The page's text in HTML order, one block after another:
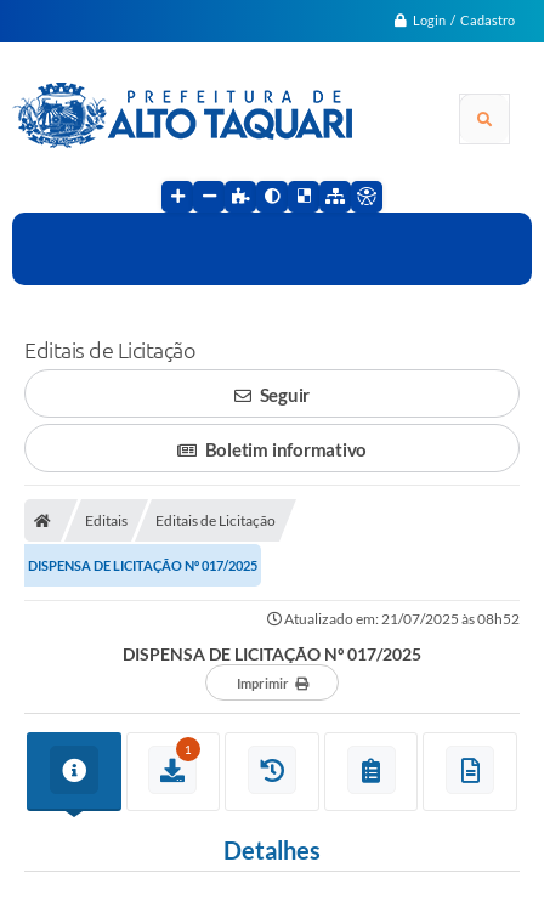
Login / Cadastro
Editais de Licitação
Seguir
Boletim informativo
Editais Editais de Licitação
DISPENSA DE LICITAÇÃO Nº 017/2025
Atualizado em: 21/07/2025 às 08h52
DISPENSA DE LICITAÇÃO Nº 017/2025
Imprimir
1
Detalhes